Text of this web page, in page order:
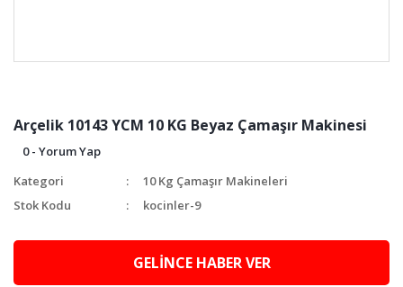
Arçelik 10143 YCM 10 KG Beyaz Çamaşır Makinesi
0 - Yorum Yap
Kategori
10 Kg Çamaşır Makineleri
Stok Kodu
kocinler-9
GELİNCE HABER VER